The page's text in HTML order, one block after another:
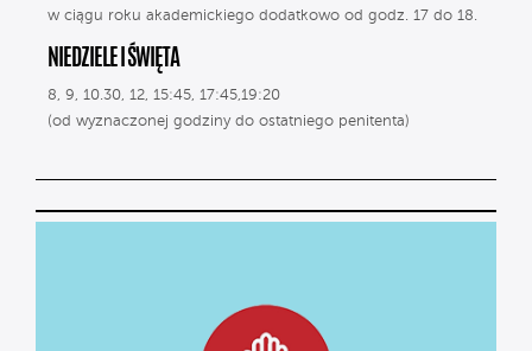
w ciągu roku akademickiego dodatkowo od godz. 17 do 18.
NIEDZIELE I ŚWIĘTA
8, 9, 10.30, 12, 15:45, 17:45,19:20
(od wyznaczonej godziny do ostatniego penitenta)